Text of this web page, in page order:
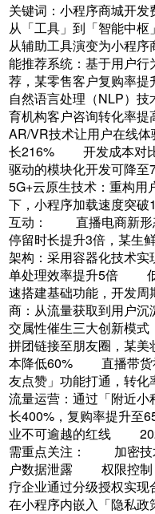
关键词：小程序商城开
从「工具」到「智能中
从辅助工具演变为小程
能推荐系统：基于用户
荐，某零售客户复购率
自然语言处理（NLP）
育机构客户咨询转化率
AR/VR技术让用户在线
长216% 开发成本对
驱动的模块化开发可降
5G+云原生技术：重构
下，小程序加载速度突
互动： 直播电商新形
停留时长提升3倍，某
架构：采用容器化技术
单处理效率提升5倍 低
速搭建基础功能，开发
商：从流量获取到用户
交属性催生三大创新模
拼团链接至朋友圈，某
本降低60% 直播带货
友点赞」功能打通，转
流量运营：通过「附近
长400%，复购率提升
业不可逾越的红线
需重点关注： 加密技
户数据泄露 权限控制
疗企业通过分级授权实
在小程序内嵌入「隐私